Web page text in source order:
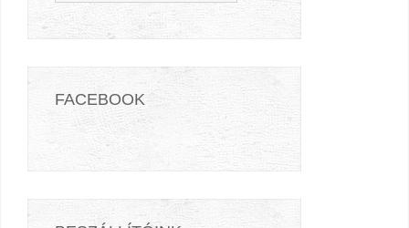
FACEBOOK